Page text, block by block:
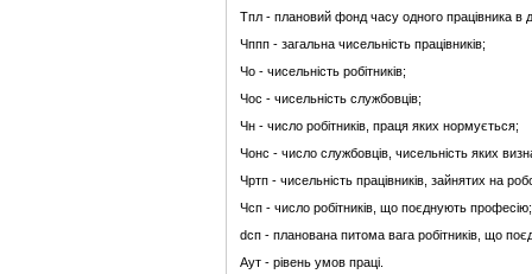
Тпл - плановий фонд часу одного працівника в
Чппп - загальна чисельність працівників;
Чо - чисельність робітників;
Чос - чисельність службовців;
Чн - число робітників, праця яких нормується;
Чонс - число службовців, чисельність яких
Чртп - чисельність працівників, зайнятих на
Чсп - число робітників, що поєднують професію;
dсп - планована питома вага робітників, що
Аут - рівень умов праці.